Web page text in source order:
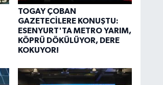
TOGAY ÇOBAN
GAZETECİLERE KONUŞTU:
ESENYURT'TA METRO YARIM,
KÖPRÜ DÖKÜLÜYOR, DERE
KOKUYOR!